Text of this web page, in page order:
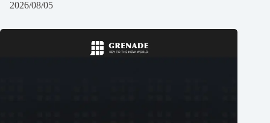
2026/08/05